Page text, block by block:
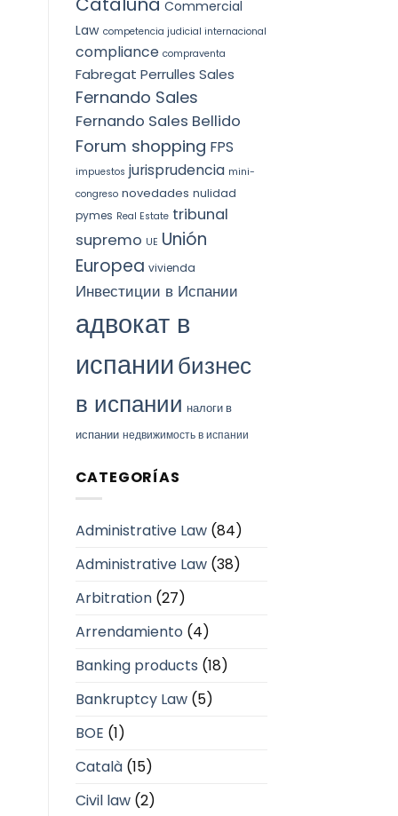
Commercial
Law competencia judicial internacional
compliance compraventa
Fabregat Perrulles Sales
Fernando Sales
Fernando Sales Bellido
Forum shopping FPS
impuestos jurisprudencia mini-
congreso novedades nulidad
pymes Real Estate tribunal
supremo UE Unión
Europea vivienda
Инвестиции в Испании
адвокат в
испаниибизнес
в испании налоги в
испании недвижимость в испании
CATEGORÍAS
Administrative Law(84)
Administrative Law(38)
Arbitration(27)
Arrendamiento (4)
Banking products (18)
Bankruptcy Law(5)
BOE (1)
Català(15)
Civil law(2)